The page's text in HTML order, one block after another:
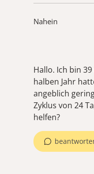
Nahein
Hallo. Ich bin
halben Jahr
angeblich
Zyklus von 24